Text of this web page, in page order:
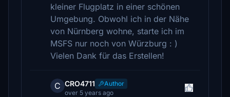
kleiner Flugplatz in einer schönen
Umgebung. Obwohl ich in der Nähe
von Nürnberg wohne, starte ich im
MSFS nur noch von Würzburg : )
Vielen Dank für das Erstellen!
C CRO4711
Author
over 5 years ago